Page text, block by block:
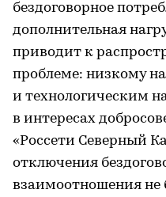
бездоговорное
дополнительная
приводит к
проблеме: низкому
и технологическим
в интересах
«Россети Северный
отключения
взаимоотношения не